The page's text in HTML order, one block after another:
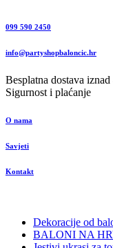
099 590 2450
info@partyshopbaloncic.hr
Besplatna dostava
Sigurnost i plaćanje
O nama
Savjeti
Kontakt
Dekoracije od
BALONI NA